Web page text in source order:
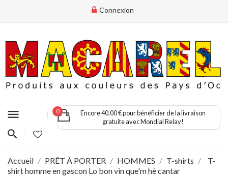
Connexion
menu 0
Encore 40.00 € pour bénéficier de la livraison
gratuite avec Mondial Relay!
Accueil PRÊT À PORTER HOMMES T-shirts
T-
shirt homme en gascon Lo bon vin que'm hè cantar